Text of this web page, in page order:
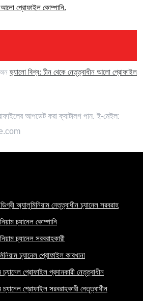
আলো প্রোফাইল কোম্পানি.
হ্যালো বিশ্ব: চীন থেকে নেতৃত্বাধীন আলো প্রোফাইল
আপডেট করা ক্যাটালগ পান. ই-মেইল:
অ্যালুমিনিয়াম নেতৃত্বাধীন চ্যানেল সরবরাহ
চ্যানেল কোম্পানি
চ্যানেল সরবরাহকারী
চ্যানেল প্রোফাইল কারখানা
প্রোফাইল প্রদানকারী নেতৃত্বাধীন
প্রোফাইল সরবরাহকারী নেতৃত্বাধীন